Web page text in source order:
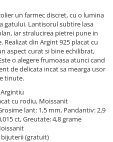
un farmec discret, cu o lumina
gatului. Lantisorul subtire lasa
iar stralucirea pietrei pune in
Realizat din Argint 925 placat cu
aspect curat si bine echilibrat,
o alegere frumoasa atunci cand
de delicata incat sa mearga usor
tinute.
Argintiu
cu rodiu, Moissanit
lant: 1,5 mm, Pandantiv: 2,9
ct, Greutate: 4,8 grame
(gratuit)